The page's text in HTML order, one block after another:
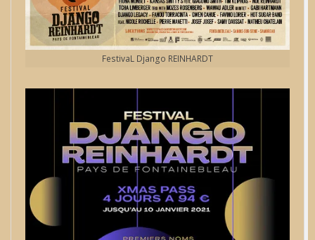
FestivaL Django REINHARDT